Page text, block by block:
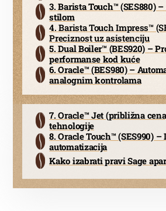
3. Barista Touch™ (SES880)
stilom
4. Barista Touch Impress™
Preciznost uz asistenciju
5. Dual Boiler™ (BES920) –
performanse kod kuće
6. Oracle™ (BES980) –
analognim kontrolama
7. Oracle™ Jet (približna
tehnologije
8. Oracle Touch™ (SES990)
automatizacija
Kako izabrati pravi Sage